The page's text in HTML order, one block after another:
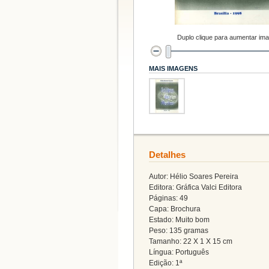
Duplo clique para aumentar
MAIS IMAGENS
Detalhes
Autor: Hélio Soares Pereira
Editora: Gráfica Valci Editora
Páginas: 49
Capa: Brochura
Estado: Muito bom
Peso: 135 gramas
Tamanho: 22 X 1 X 15 cm
Língua: Português
Edição: 1ª